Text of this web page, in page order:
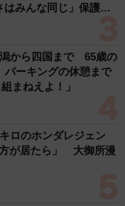
みんな同じ」保護団
から四国まで 65歳の
ーキングの休憩まで
まねえよ！」
ロのホンダレジェン
が居たら」 大御所漫